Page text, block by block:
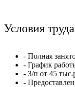
Условия
- Полная
- График
- З/п от 45
-